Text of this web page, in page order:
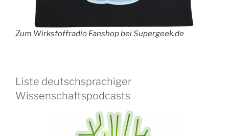
Zum Wirkstoffradio Fanshop bei Supergeek.de
Liste deutschsprachiger
Wissenschaftspodcasts